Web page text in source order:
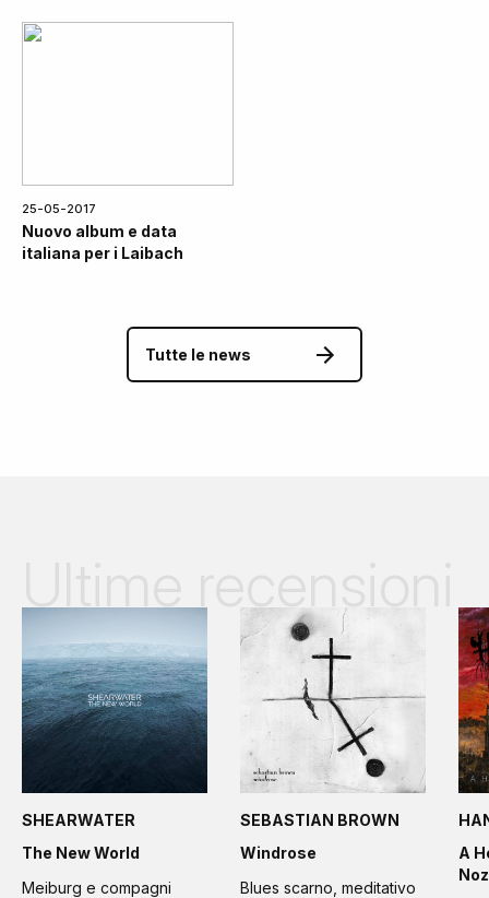
25-05-2017
Nuovo album e data
italiana per i Laibach
Tutte le news
SHEARWATER
The New World
Meiburg e compagni
SEBASTIAN BROWN
Windrose
Blues scarno, meditativo
A
Noz